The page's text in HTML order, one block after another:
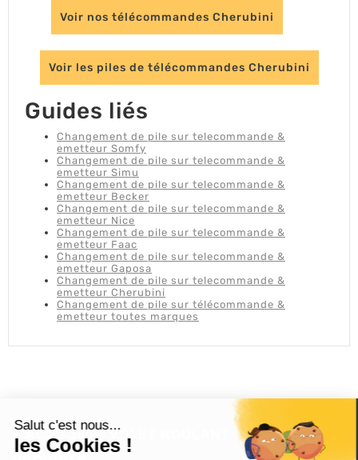
Voir nos télécommandes Cherubini
Voir les piles de télécommandes Cherubini
Guides liés
Changement de pile sur telecommande &
emetteur Somfy
Changement de pile sur telecommande &
emetteur Simu
Changement de pile sur telecommande &
emetteur Becker
Changement de pile sur telecommande &
emetteur Nice
Changement de pile sur telecommande &
emetteur Faac
Changement de pile sur telecommande &
emetteur Gaposa
Changement de pile sur telecommande &
emetteur Cherubini
Changement de pile sur télécommande &
emetteur toutes marques